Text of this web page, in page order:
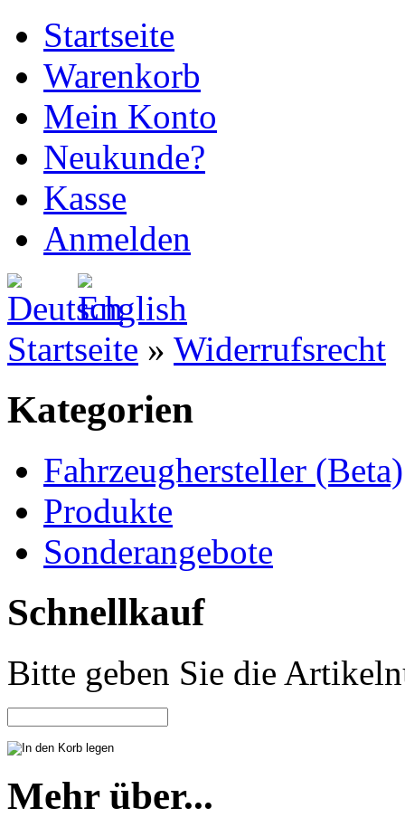
Startseite
Warenkorb
Mein Konto
Neukunde?
Kasse
Anmelden
Startseite » Widerrufsrecht
Kategorien
Fahrzeughersteller (Beta)
Produkte
Sonderangebote
Schnellkauf
Bitte geben Sie die
Mehr über...